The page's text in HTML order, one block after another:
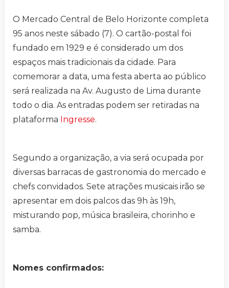
O Mercado Central de Belo Horizonte completa
95 anos neste sábado (7). O cartão-postal foi
fundado em 1929 e é considerado um dos
espaços mais tradicionais da cidade. Para
comemorar a data, uma festa aberta ao público
será realizada na Av. Augusto de Lima durante
todo o dia. As entradas podem ser retiradas na
plataforma Ingresse.
Segundo a organização, a via será ocupada por
diversas barracas de gastronomia do mercado e
chefs convidados. Sete atrações musicais irão se
apresentar em dois palcos das 9h às 19h,
misturando pop, música brasileira, chorinho e
samba.
Nomes confirmados: